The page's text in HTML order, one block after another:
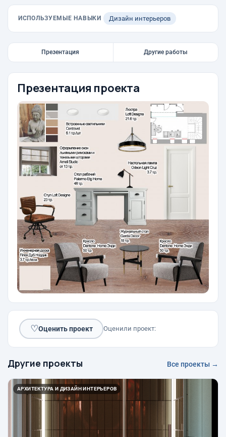
ИСПОЛЬЗУЕМЫЕ НАВЫКИ Дизайн интерьеров
Презентация Другие работы
Презентация проекта
♡Оценить проект Оценили проект:
Другие проекты Все проекты →
АРХИТЕКТУРА И ДИЗАЙН ИНТЕРЬЕРОВ